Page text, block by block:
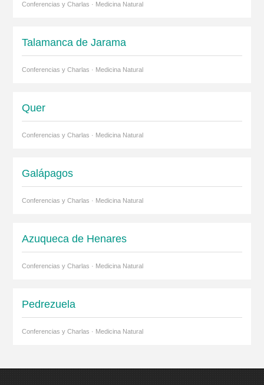
Conferencias y Charlas · Medicina Natural
Talamanca de Jarama
Conferencias y Charlas · Medicina Natural
Quer
Conferencias y Charlas · Medicina Natural
Galápagos
Conferencias y Charlas · Medicina Natural
Azuqueca de Henares
Conferencias y Charlas · Medicina Natural
Pedrezuela
Conferencias y Charlas · Medicina Natural